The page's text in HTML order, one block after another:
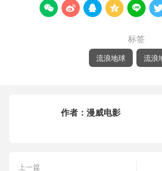
    
标签
流浪地球 流浪
作者： 漫威电影
上一篇